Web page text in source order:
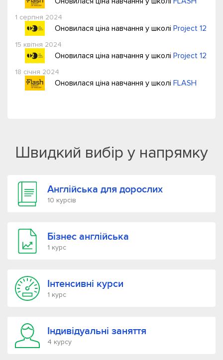
1 серпня 2024
Оновилася ціна навчання у школі Project 12
15 квітня 2024
Оновилася ціна навчання у школі Project 12
18 січня 2024
Оновилася ціна навчання у школі FLASH
Швидкий вибір у напрямку
Англійська для дорослих
10 курсів
Бізнес англійська
1 курс
Інтенсивні курси
1 курс
Індивідуальні заняття
4 курсу